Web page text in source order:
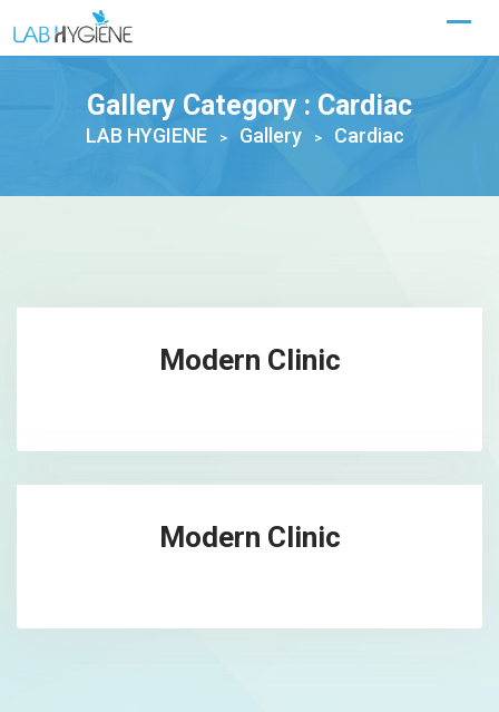
to
Gallery Category : Cardiac
LAB HYGIENE > Gallery > Cardiac
Modern Clinic
Modern Clinic